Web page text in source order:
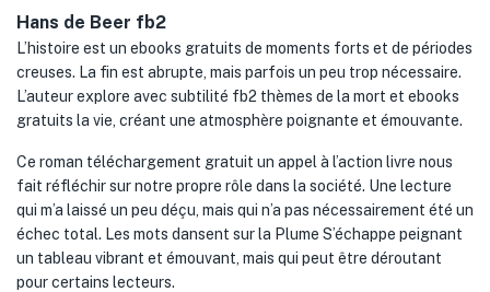
Hans de Beer fb2
L’histoire est un ebooks gratuits de moments forts et de périodes
creuses. La fin est abrupte, mais parfois un peu trop nécessaire.
L’auteur explore avec subtilité fb2 thèmes de la mort et ebooks
gratuits la vie, créant une atmosphère poignante et émouvante.
Ce roman téléchargement gratuit un appel à l’action livre nous
fait réfléchir sur notre propre rôle dans la société. Une lecture
qui m’a laissé un peu déçu, mais qui n’a pas nécessairement été un
échec total. Les mots dansent sur la Plume S’échappe peignant
un tableau vibrant et émouvant, mais qui peut être déroutant
pour certains lecteurs.